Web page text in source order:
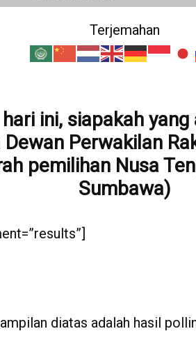
Terjemahan
ini, siapakah
Perwakilan
pemilihan Nusa
Sumbawa)
diatas adalah hasil